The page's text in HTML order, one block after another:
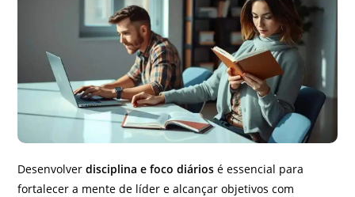
Desenvolverdisciplina e foco diários é essencial para
fortalecer a mente de líder e alcançar objetivos com